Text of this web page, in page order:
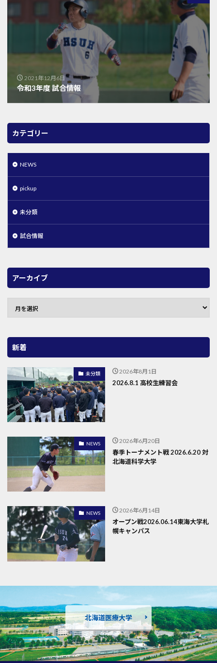
2021年12月6日
令和3年度 試合情報
カテゴリー
NEWS
pickup
未分類
試合情報
アーカイブ
新着
未分類 2026年8月1日
2026.8.1 高校生練習会
NEWS 2026年6月20日
春季トーナメント戦 2026.6.20 対
北海道科学大学
NEWS 2026年6月14日
オープン戦2026.06.14東海大学札
幌キャンパス
北海道医療大学